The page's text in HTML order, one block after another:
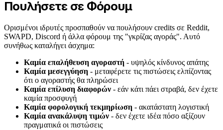
Πουλήσετε σε Φόρουμ
Ορισμένοι ιδρυτές προσπαθούν να πουλήσουν credits σε Reddit,
SWAPD, Discord ή άλλα φόρουμ της "γκρίζας αγοράς". Αυτό
συνήθως καταλήγει άσχημα:
Καμία επαλήθευση αγοραστή - υψηλός κίνδυνος απάτης
Καμία μεσεγγύηση - μεταφέρετε τις πιστώσεις ελπίζοντας
ότι ο αγοραστής θα πληρώσει
Καμία επίλυση διαφορών - εάν κάτι πάει στραβά, δεν έχετε
καμία προσφυγή
Καμία φορολογική τεκμηρίωση - ακατάστατη λογιστική
Καμία ανακάλυψη τιμών - δεν έχετε ιδέα πόσο αξίζουν
πραγματικά οι πιστώσεις